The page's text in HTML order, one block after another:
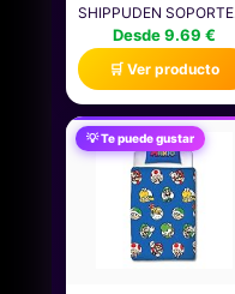
SHIPPUDEN SOPORTE
PARA NINTENDO
SWITCH, SWITCH 2,
SMARTPHONES Y
TABLETAS - POSICIÓN
AJUSTABLE - DISEÑO
AKATSUKI - NEGRO Y
ROJO
Desde 9.69 €
🛒 Ver producto
💡 Te puede gustar